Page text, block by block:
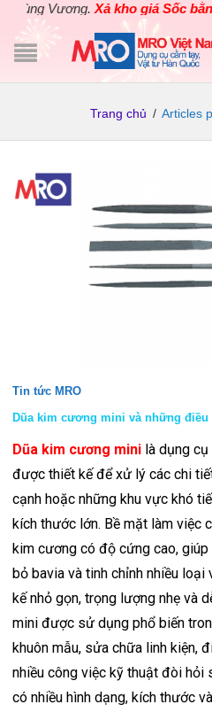
Xả kho giá Sốc bằng giá Gốc
Trang chủ / Articles
Tin tức MRO
Dũa kim cương mini và những điều
Dũa kim cương mini là dụng
được thiết kế để xử lý các chi
cạnh hoặc những khu vực khó
kích thước lớn. Bề mặt làm việc
kim cương có độ cứng cao,
bỏ bavia và tinh chỉnh nhiều loại
kế nhỏ gọn, trọng lượng nhẹ và
mini được sử dụng phổ biến
khuôn mẫu, sửa chữa linh kiện,
nhiều công việc kỹ thuật đòi hỏi
có nhiều hình dạng, kích thước